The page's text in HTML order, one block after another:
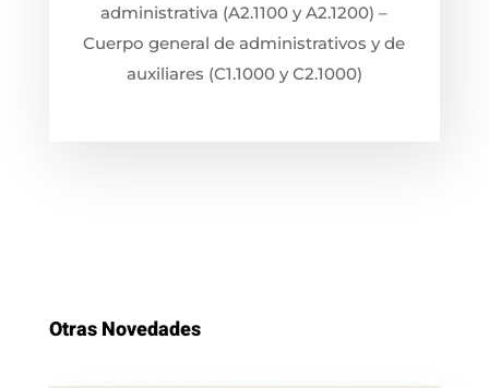
administrativa (A2.1100 y A2.1200) –
Cuerpo general de administrativos y de
auxiliares (C1.1000 y C2.1000)
Otras Novedades